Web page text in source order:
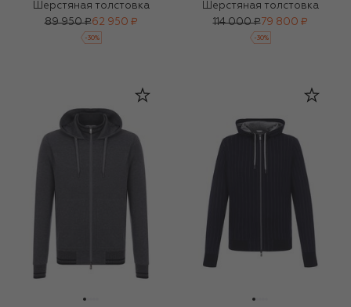
Шерстяная толстовка
89 950 ₽62 950 ₽
-30%
Шерстяная толстовка
114 000 ₽79 800 ₽
-30%